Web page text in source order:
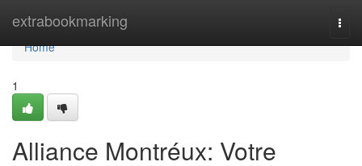
extrabookmarking
Home
Home
1
Alliance Montréux: Votre